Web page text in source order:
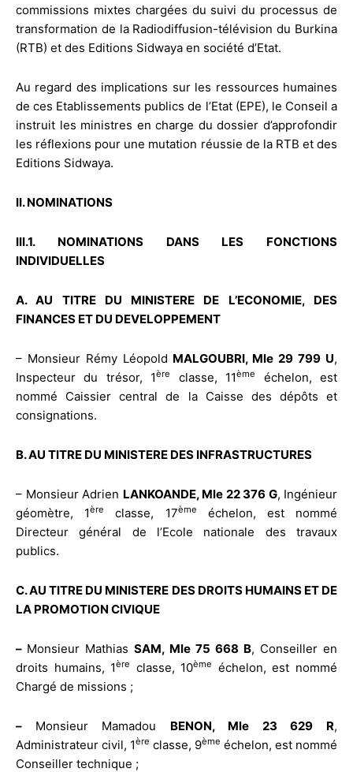
commissions mixtes chargées du suivi du processus de
transformation de la Radiodiffusion-télévision du Burkina
(RTB) et des Editions Sidwaya en société d’Etat.
Au regard des implications sur les ressources humaines
de ces Etablissements publics de l’Etat (EPE), le Conseil a
instruit les ministres en charge du dossier d’approfondir
les réflexions pour une mutation réussie de la RTB et des
Editions Sidwaya.
II. NOMINATIONS
III.1. NOMINATIONS DANS LES FONCTIONS
INDIVIDUELLES
A. AU TITRE DU MINISTERE DE L’ECONOMIE, DES
FINANCES ET DU DEVELOPPEMENT
– Monsieur Rémy Léopold MALGOUBRI, Mle 29 799 U,
Inspecteur du trésor, 1ère classe, 11ème
échelon, est
nommé Caissier central de la Caisse des dépôts et
consignations.
B. AU TITRE DU MINISTERE DES INFRASTRUCTURES
– Monsieur Adrien LANKOANDE, Mle 22 376 G, Ingénieur
géomètre, 1ère classe, 17ème
échelon, est nommé
Directeur général de l’Ecole nationale des travaux
publics.
C. AU TITRE DU MINISTERE DES DROITS HUMAINS ET DE
LA PROMOTION CIVIQUE
– Monsieur Mathias SAM, Mle 75 668 B, Conseiller en
droits humains, 1ère classe, 10ème
échelon, est nommé
Chargé de missions ;
– Monsieur Mamadou BENON, Mle 23 629 R,
Administrateur civil, 1ère classe, 9ème échelon, est nommé
Conseiller technique ;